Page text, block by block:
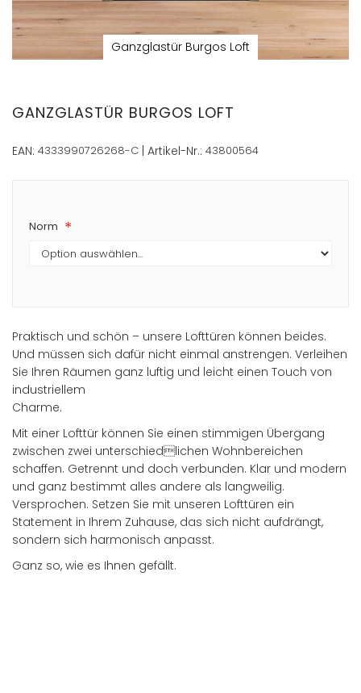
Ganzglastür Burgos Loft
der
Bildergalerie
GANZGLASTÜR BURGOS LOFT
EAN: 4333990726268-C | Artikel-Nr.: 43800564
Norm
Praktisch und schön – unsere Lofttüren können beides.
Und müssen sich dafür nicht einmal anstrengen. Verleihen
Sie Ihren Räumen ganz luftig und leicht einen Touch von
industriellem
Charme.
Mit einer Lofttür können Sie einen stimmigen Übergang
zwischen zwei unterschiedlichen Wohnbereichen
schaffen. Getrennt und doch verbunden. Klar und modern
und ganz bestimmt alles andere als langweilig.
Versprochen. Setzen Sie mit unseren Lofttüren ein
Statement in Ihrem Zuhause, das sich nicht aufdrängt,
sondern sich harmonisch anpasst.
Ganz so, wie es Ihnen gefällt.